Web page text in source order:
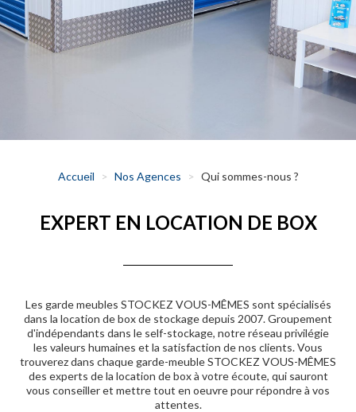
Accueil Nos Agences Qui sommes-nous ?
EXPERT EN LOCATION DE BOX
Les garde meubles STOCKEZ VOUS-MÊMES sont spécialisés
dans la location de box de stockage depuis 2007. Groupement
d'indépendants dans le self-stockage, notre réseau privilégie
les valeurs humaines et la satisfaction de nos clients. Vous
trouverez dans chaque garde-meuble STOCKEZ VOUS-MÊMES
des experts de la location de box à votre écoute, qui sauront
vous conseiller et mettre tout en oeuvre pour répondre à vos
attentes.